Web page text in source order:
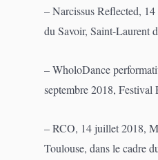
– Narcissus Reflected,
du Savoir, Saint-Laurent
– WholoDance
septembre 2018,
– RCO, 14 juillet 2018,
Toulouse, dans le cadre